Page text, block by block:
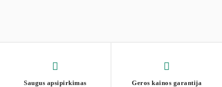
Saugus apsipirkimas Geros kainos garantija